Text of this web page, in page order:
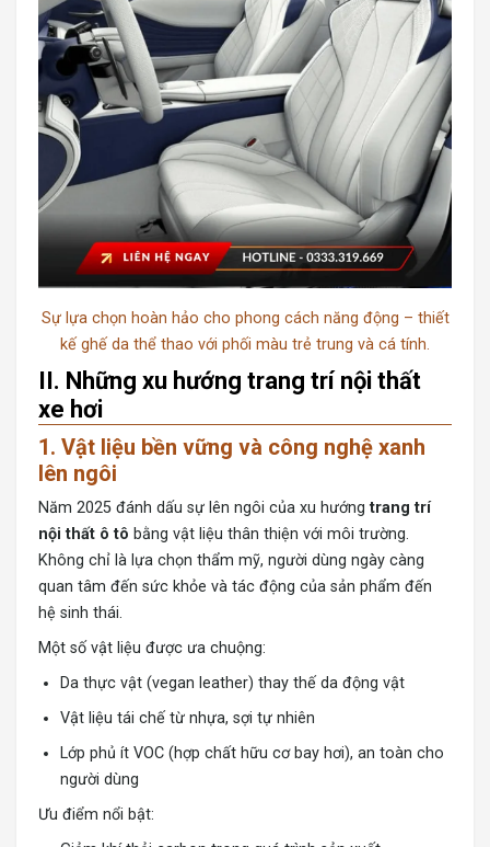
Sự lựa chọn hoàn hảo cho phong cách năng động – thiết
kế ghế da thể thao với phối màu trẻ trung và cá tính.
II. Những xu hướng trang trí nội thất
xe hơi
1. Vật liệu bền vững và công nghệ xanh
lên ngôi
Năm 2025 đánh dấu sự lên ngôi của xu hướngtrang trí
nội thất ô tô bằng vật liệu thân thiện với môi trường.
Không chỉ là lựa chọn thẩm mỹ, người dùng ngày càng
quan tâm đến sức khỏe và tác động của sản phẩm đến
hệ sinh thái.
Một số vật liệu được ưa chuộng:
Da thực vật (vegan leather) thay thế da động vật
Vật liệu tái chế từ nhựa, sợi tự nhiên
Lớp phủ ít VOC (hợp chất hữu cơ bay hơi), an toàn cho
người dùng
Ưu điểm nổi bật: